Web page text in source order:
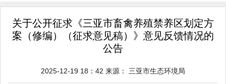
关于公开征求《三亚市畜禽养殖禁养区划定方
案（修编）（征求意见稿）》意见反馈情况的
公告
2025-12-19 18：42 来源： 三亚市生态环境局